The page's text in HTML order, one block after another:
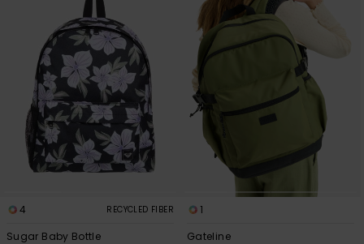
4 RECYCLED FIBER
Sugar Baby Bottle
1
Gateline